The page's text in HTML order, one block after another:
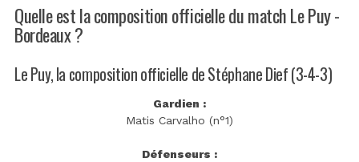
Quelle est la composition officielle du match Le Puy -
Bordeaux ?
Le Puy, la composition officielle de Stéphane Dief (3-4-3)
Gardien :
Matis Carvalho (n°1)
Défenseurs :